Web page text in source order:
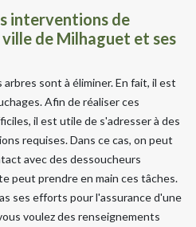
interventions de
de Milhaguet et ses
sont à éliminer. En fait, il est
Afin de réaliser ces
il est utile de s'adresser à des
requises. Dans ce cas, on peut
avec des dessoucheurs
peut prendre en main ces tâches.
ses efforts pour l'assurance d'une
voulez des renseignements